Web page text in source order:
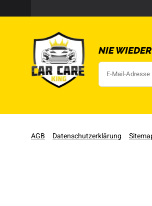
NIE
AGB Datenschutzerklärung